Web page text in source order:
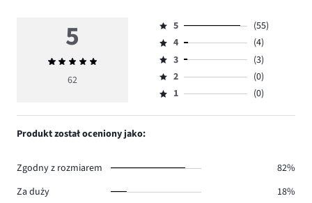
5
Średnia
ocena
62
Ocena
5,
ilość
głosów
55.
5
(55)
Ocena
4,
ilość
głosów
4
(4)
Ocena
3,
ilość
3
(3)
Ocena
2,
2
(0)
Ocena
1,
1 (0)
Produkt został oceniony jako:
Zgodny z rozmiarem
82%
Za duży
18%